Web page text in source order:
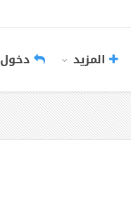
المزيد دخول